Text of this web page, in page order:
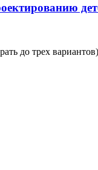
до трех вариантов)